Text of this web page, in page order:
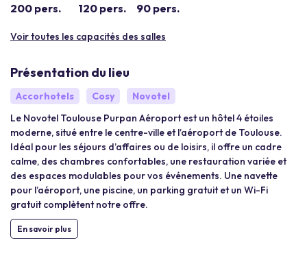
200 pers. 120 pers. 90 pers.
Voir toutes les capacités des salles
Présentation du lieu
Accorhotels Cosy
Novotel
Le Novotel Toulouse Purpan Aéroport est un hôtel 4 étoiles
moderne, situé entre le centre-ville et l’aéroport de Toulouse.
Idéal pour les séjours d’affaires ou de loisirs, il offre un cadre
calme, des chambres confortables, une restauration variée et
des espaces modulables pour vos événements. Une navette
pour l’aéroport, une piscine, un parking gratuit et un Wi-Fi
gratuit complètent notre offre.
En savoir plus